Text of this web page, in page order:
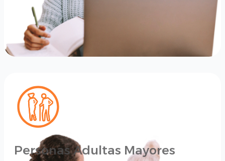
Personas Adultas Mayores